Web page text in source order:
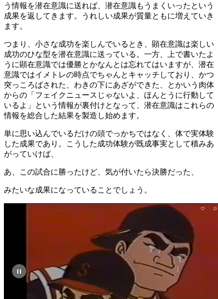
う情報を潜在意識に送れば、潜在意識もうまくいったという
成果を返してきます。うれしい成果が質量ともに増えていき
ます。
つまり、小さな成功を楽しんでいるとき、顕在意識は楽しい
成功のひな型を潜在意識に送っている。一方、上で書いたよ
うに顕在意識では優勝とかなんとは忘れてはいますが、潜在
意識ではイメトレの時点でちゃんとキャッチしており、かつ
突っころばされた、わきの下にあざができた、とかいう肉体
からの「フェイクニュースじゃないよ、ほんとうに行動して
いるよ」という情報が裏付けとなって、潜在意識はこれらの
情報を総合した結果を製造し始めます。
単に思い込んでいるだけの頭でっかちではなく、体で実体験
した成果であり。こうした成功体験が既成事実として積みあ
がっていけば、
あ、この試合に勝ったけど、気が付いたら決勝だった、
みたいな成果になっていることでしょう。